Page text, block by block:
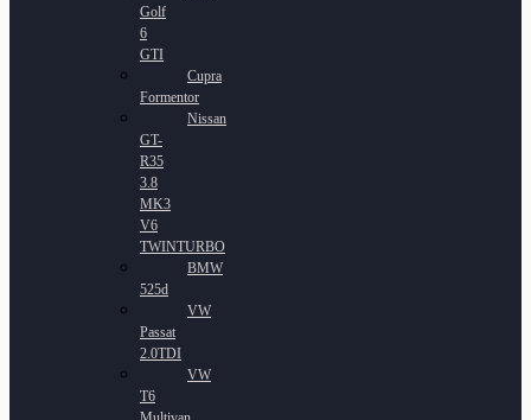
Golf
6
GTI
Cupra
Formentor
Nissan
GT-
R35
3.8
MK3
V6
TWINTURBO
BMW
525d
VW
Passat
2.0TDI
VW
T6